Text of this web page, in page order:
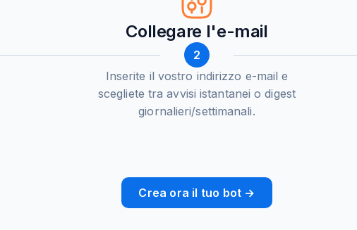
Collegare l'e-mail
2
Inserite il vostro indirizzo e-mail e
scegliete tra avvisi istantanei o digest
giornalieri/settimanali.
Crea ora il tuo bot →